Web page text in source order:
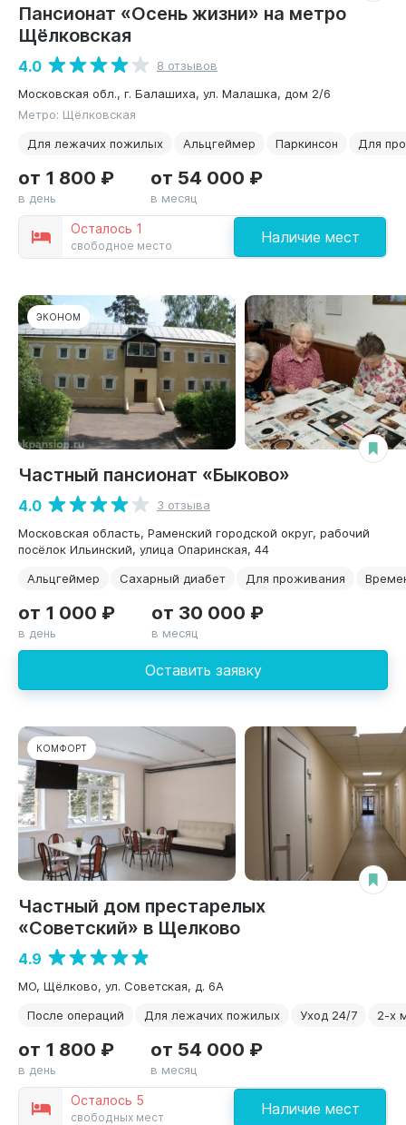
Пансионат «Осень жизни» на метро
Щёлковская
4.0
8 отзывов
Московская обл., г. Балашиха, ул. Малашка, дом 2/6
Метро: Щёлковская
Для лежачих пожилых
Альцгеймер Паркинсон Для
Осталось 1
свободное место Наличие мест
от 1 800 ₽
в день
от 54 000 ₽
в месяц
ЭКОНОМ
Частный пансионат «Быково»
4.0
3 отзыва
Московская область, Раменский городской округ, рабочий
посёлок Ильинский, улица Опаринская, 44
Альцгеймер
Сахарный диабет Для проживания
Оставить заявку
от 1 000 ₽
в день
от 30 000 ₽
в месяц
КОМФОРТ
Частный дом престарелых
«Советский» в Щелково
4.9
МО, Щёлково, ул. Советская, д. 6А
После операций
Для лежачих пожилых Уход 24/7 2-х
Осталось 5
свободных мест Наличие мест
от 1 800 ₽
в день
от 54 000 ₽
в месяц